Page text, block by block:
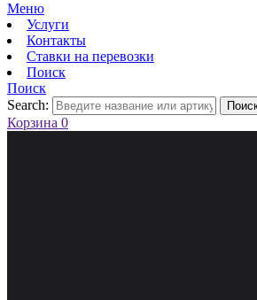
Меню
Услуги
Контакты
Ставки на перевозки
Поиск
Поиск
Search:
Корзина 0